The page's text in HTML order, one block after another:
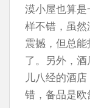
漠小屋也算
样不错，虽
震撼，但总
了。另外，
儿八经的酒
错，备品是欧